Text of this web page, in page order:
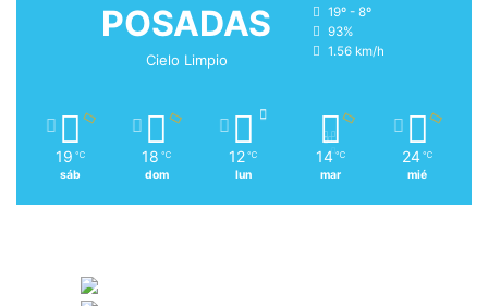
POSADAS
Cielo Limpio
19º - 8º
93%
1.56 km/h
19 ℃
sáb
18 ℃
dom
12 ℃
lun
14 ℃
mar
24 ℃
mié